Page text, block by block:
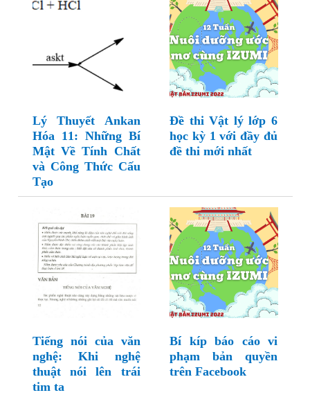
Lý Thuyết Ankan
Hóa 11: Những Bí
Mật Về Tính Chất
và Công Thức Cấu
Tạo
Đề thi Vật lý lớp 6
học kỳ 1 với đầy đủ
đề thi mới nhất
Tiếng nói của văn
nghệ: Khi nghệ
thuật nói lên trái
tim ta
Bí kíp báo cáo vi
phạm bản quyền
trên Facebook